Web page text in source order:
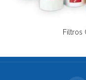
Filtros